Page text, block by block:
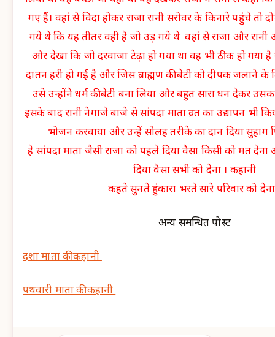
गए हैं। वहां से विदा होकर राजा रानी सरोवर के किनारे पहुंचे तो
गये थे कि यह तीतर वही है जो उड़ गये थे वहां से राजा और
और देखा कि जो दरवाजा टेढ़ा हो गया था वह भी ठीक हो गया
दातन हरी हो गई है और जिस ब्राह्मण की बेटी को दीपक जलाने
उसे उन्होंने धर्म की बेटी बना लिया और बहुत सारा धन देकर
इसके बाद रानी नेगाजे बाजे से सांपदा माता व्रत का उद्यापन भी
भोजन करवाया और उन्हें सोलह तरीके का दान दिया सुहाग
हे सांपदा माता जैसी राजा को पहले दिया वैसा किसी को मत
दिया वैसा सभी को देना । कहानी
कहते सुनते हुंकारा भरते सारे परिवार को
अन्य समन्धित पोस्ट
दशा माता की कहानी
पथवारी माता की कहानी